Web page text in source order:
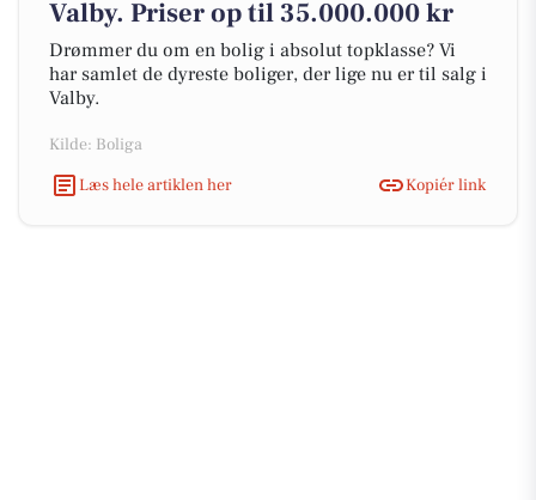
Valby. Priser op til 35.000.000 kr
Drømmer du om en bolig i absolut topklasse? Vi
har samlet de dyreste boliger, der lige nu er til salg i
Valby.
Kilde: Boliga
Læs hele artiklen her
Kopiér link